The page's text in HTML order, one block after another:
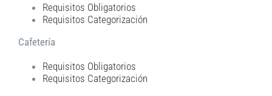
Requisitos Obligatorios
Requisitos Categorización
Cafetería
Requisitos Obligatorios
Requisitos Categorización